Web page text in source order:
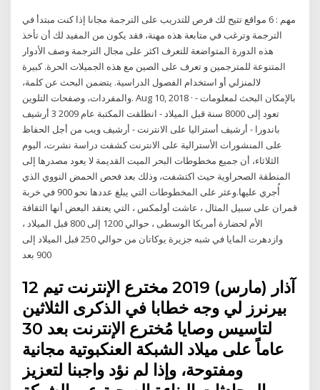
مهم : 6 مواقع تتيح لك فرص للتدريب على الترجمة مجانا إذا كنت مبتدأ في
الترجمة وترغب في متابعة هذه مهنة، فقد يكون من المفيد لك أن تأخذ
هذه الدورة المتواضعة للتعرف اكثر على مجال الترجمة وصف الأدوار
المتنوعة للمترجمين و تعرف على الصين مع هذه الجميلات الحرة. كبيرة
لالمنزلي أو استخدام الفصول الدراسية. يتضمن البحث عن كلمة،
والمفردات، وصفحات التلوين. Aug 10, 2018 · - بالإمكان البحث لمعلومات
تعود إلى 8000 سنة قبل الميلاد - انطلقت المكتبة عام 2009 3 أرشيف
باندورا - أرشيف أستراليا على الانترنت - أرشيف ويب من أجل الحفاظ
على المنشورات الأسترالية على الانترنت كشفت دراسة نشرت، اليوم
الثلاثاء، أن جميع مخطوطات البحر الميت القديمة لا يعود مصدرها إلى
المنطقة الصحراوية حيث اكتشفت، وذلك بعد فحص الحمض النووي الذي
أُجري عليها.وعثر على المخطوطات التي يبلغ عددها نحو 900 في خربة
قمران على سبيل المثال ، عاشت أولمكس ، التي يعتقد البعض أنها الثقافة
الأم لحضارة أمريكا الوسطى ، حوالي 1200 إلى 800 قبل الميلاد ،
وازدهرت المايا في شبه جزيرة يوكاتان من حوالي 250 قبل الميلاد إلى
900 بعد
12 آذار (مارس) 2019 مخترع الإنترنت تيم
بيرنرز لي وجه خطابا في الذكرى الثلاثين
لتاسيس وصايا مُخترع الإنترنت بعد 30
عاماً على ميلاد الشبكة العنكبوتية مجانية
ومفتوحة، وإذا لم نؤد واجبنا لتعزيز